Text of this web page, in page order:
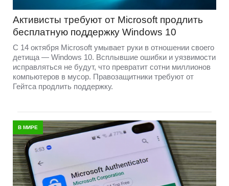
Активисты требуют от Microsoft продлить
бесплатную поддержку Windows 10
С 14 октября Microsoft умывает руки в отношении своего
детища — Windows 10. Всплывшие ошибки и уязвимости
исправляться не будут, что превратит сотни миллионов
компьютеров в мусор. Правозащитники требуют от
Гейтса продлить поддержку.
В МИРЕ